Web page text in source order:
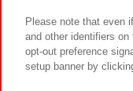
Please note that even
and other identifiers
opt-out preference
setup banner by